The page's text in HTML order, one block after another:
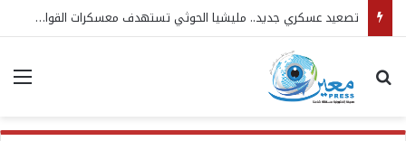
تصعيد عسكري جديد.. مليشيا الحوثي تستهدف معسكرات القوات المسلحة
بحث عن